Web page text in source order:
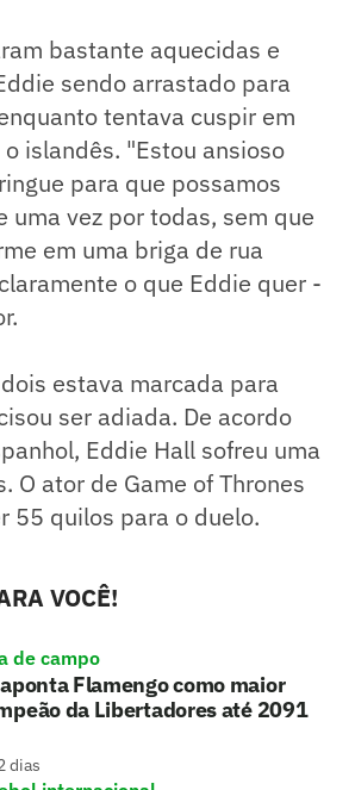
bastante aquecidas e
sendo arrastado para
tentava cuspir em
islandês. "Estou ansioso
para que possamos
uma vez por todas, sem que
em uma briga de rua
o que Eddie quer -
estava marcada para
ser adiada. De acordo
Eddie Hall sofreu uma
O ator de Game of Thrones
55 quilos para o duelo.
VOCÊ!
de campo
Flamengo como maior
da Libertadores até 2091
dias